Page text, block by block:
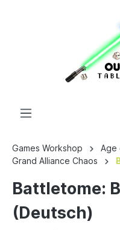
Games Workshop
Age
Grand Alliance Chaos
Battletome:
(Deutsch)